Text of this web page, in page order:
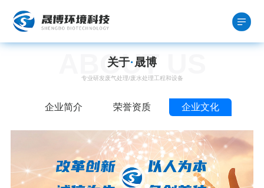
ABOUT US
关于· 晟博
专业研发废气处理/废水处理工程和设备
企业简介 荣誉资质 企业文化